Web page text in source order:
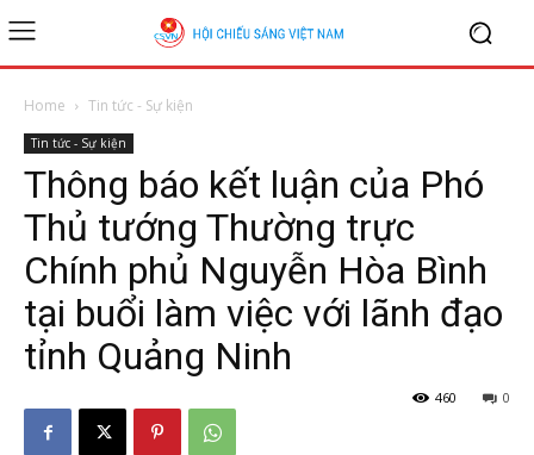
Home Tin tức - Sự kiện
Tin tức - Sự kiện
Thông báo kết luận của Phó
Thủ tướng Thường trực
Chính phủ Nguyễn Hòa Bình
tại buổi làm việc với lãnh đạo
tỉnh Quảng Ninh
0
460